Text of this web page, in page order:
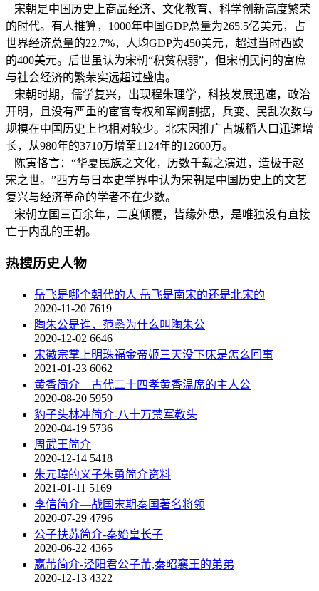
宋朝是中国历史上商品经济、文化教育、科学创新高度繁荣
的时代。有人推算，1000年中国GDP总量为265.5亿美元，占
世界经济总量的22.7%，人均GDP为450美元，超过当时西欧
的400美元。后世虽认为宋朝“积贫积弱”，但宋朝民间的富庶
与社会经济的繁荣实远超过盛唐。
宋朝时期，儒学复兴，出现程朱理学，科技发展迅速，政治
开明，且没有严重的宦官专权和军阀割据，兵变、民乱次数与
规模在中国历史上也相对较少。北宋因推广占城稻人口迅速增
长，从980年的3710万增至1124年的12600万。
陈寅恪言：“华夏民族之文化，历数千载之演进，造极于赵
宋之世。”西方与日本史学界中认为宋朝是中国历史上的文艺
复兴与经济革命的学者不在少数。
宋朝立国三百余年，二度倾覆，皆缘外患，是唯独没有直接
亡于内乱的王朝。
热搜历史人物
岳飞是哪个朝代的人 岳飞是南宋的还是北宋的
2020-11-20 7619
陶朱公是谁，范蠡为什么叫陶朱公
2020-12-02 6646
宋徽宗掌上明珠福金帝姬三天没下床是怎么回事
2021-01-23 6062
黄香简介—古代二十四孝黄香温席的主人公
2020-08-20 5959
豹子头林冲简介-八十万禁军教头
2020-04-19 5736
周武王简介
2020-12-14 5418
朱元璋的义子朱勇简介资料
2021-01-11 5169
李信简介—战国末期秦国著名将领
2020-07-29 4796
公子扶苏简介-秦始皇长子
2020-06-22 4365
嬴芾简介-泾阳君公子芾,秦昭襄王的弟弟
2020-12-13 4322